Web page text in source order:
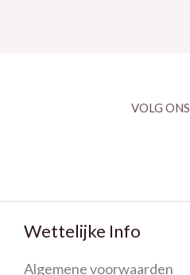
VOLG ONS
Wettelijke Info
Algemene voorwaarden